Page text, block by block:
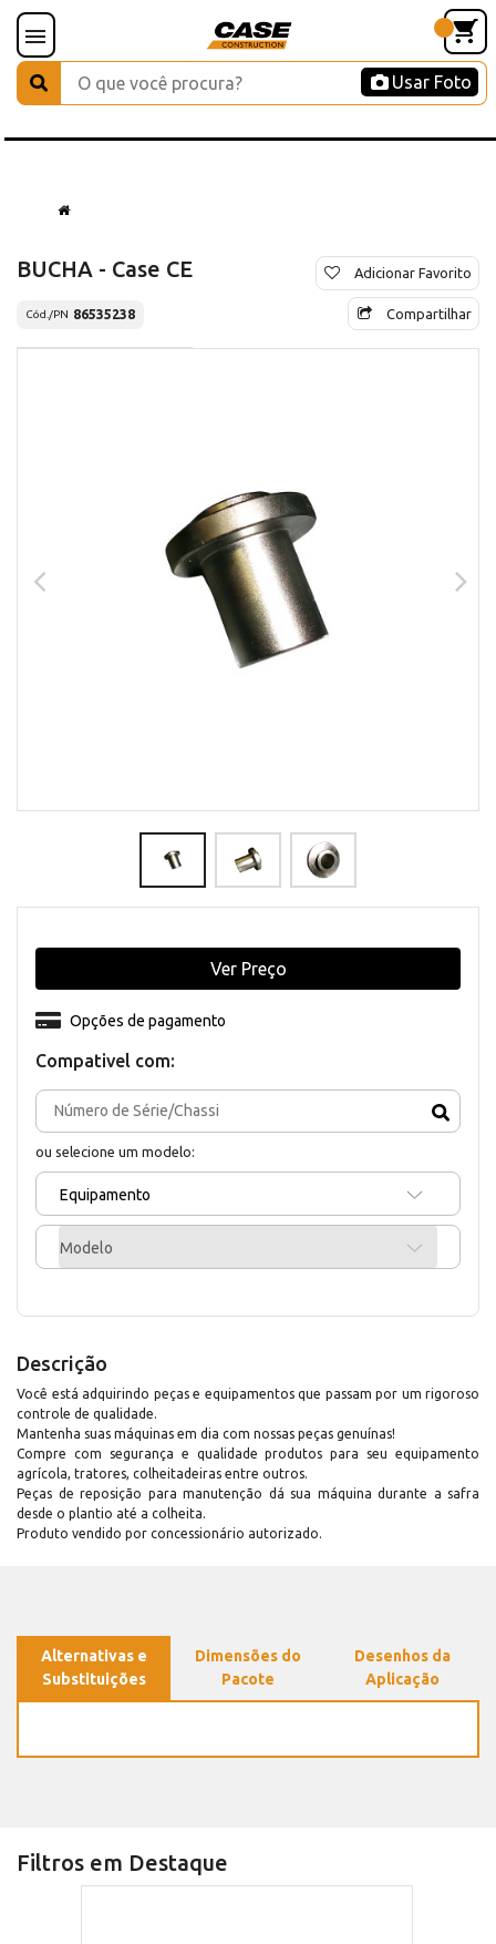
Usar Foto
BUCHA - Case CE
Cód./PN 86535238
Adicionar Favorito
Compartilhar
Compativel com:
ou selecione um modelo:
Equipamento
Modelo
Opções de pagamento
Ver Preço
Descrição
Você está adquirindo peças e equipamentos que passam por um rigoroso
controle de qualidade.
Mantenha suas máquinas em dia com nossas peças genuínas!
Compre com segurança e qualidade produtos para seu equipamento
agrícola, tratores, colheitadeiras entre outros.
Peças de reposição para manutenção dá sua máquina durante a safra
desde o plantio até a colheita.
Produto vendido por concessionário autorizado.
Alternativas e
Substituições
Dimensões do
Pacote
Desenhos da
Aplicação
Filtros em Destaque